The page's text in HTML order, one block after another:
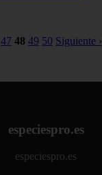
47 48 49 50 Siguiente ›
especiespro.es
especiespro.es